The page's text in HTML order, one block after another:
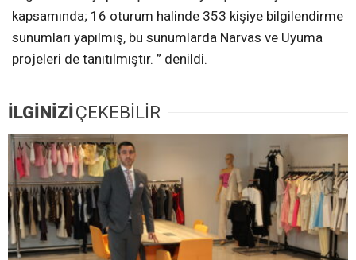
kapsamında; 16 oturum halinde 353 kişiye bilgilendirme
sunumları yapılmış, bu sunumlarda Narvas ve Uyuma
projeleri de tanıtılmıştır. ” denildi.
İLGİNİZİ ÇEKEBİLİR